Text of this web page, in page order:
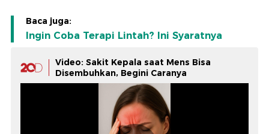
Baca juga:
Ingin Coba Terapi Lintah? Ini Syaratnya
Video: Sakit Kepala saat Mens Bisa
Disembuhkan, Begini Caranya